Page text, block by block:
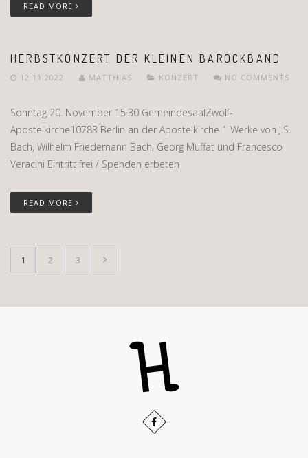
READ MORE
HERBSTKONZERT DER KLEINEN BAROCKBAND
12.11.2022 MATTHIAS KONZERT NO COMMENTS
Sonntag 20. November 15.30 GemeindesaalZwölf-
Apostelkirche10783 Berlin an der Apostelkirche 1 Werke von J.S.
Bach, Wilhelm Friedemann Bach, Georg Muffat und Francesco
Veracini Eintritt frei / Spenden erbeten
READ MORE
1 2 3